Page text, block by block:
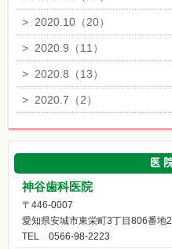
> 2020.10（20）
> 2020.9（11）
> 2020.8（13）
> 2020.7（2）
神谷歯科医院
〒446-0007
愛知県安城市東栄町3丁目806番地2
TEL 0566-98-2223